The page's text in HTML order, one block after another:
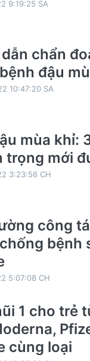
9:19:25 SA
chẩn
đậu
10:47:20 SA
mùa khỉ:
trọng mới
3:23:56 CH
công
bệnh
5:07:08 CH
1 cho trẻ
cùng loại